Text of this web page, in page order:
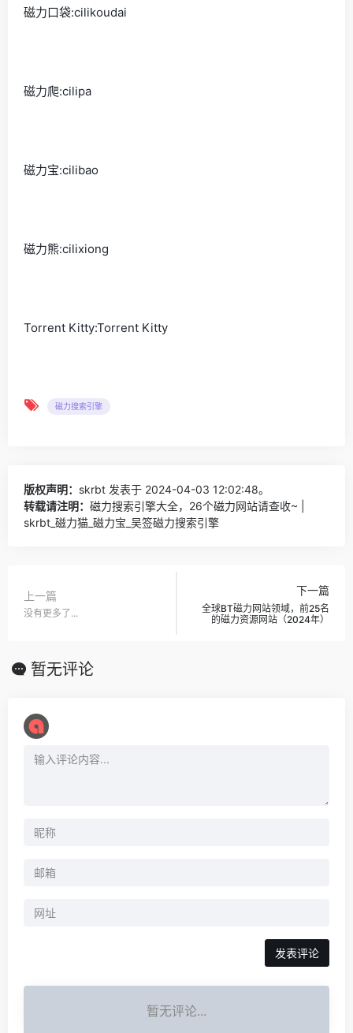
磁力口袋:cilikoudai
磁力爬:cilipa
磁力宝:cilibao
磁力熊:cilixiong
Torrent Kitty:Torrent Kitty
磁力搜索引擎
版权声明： skrbt 发表于 2024-04-03 12:02:48。
转载请注明： 磁力搜索引擎大全，26个磁力网站请查收~ |
skrbt_磁力猫_磁力宝_吴签磁力搜索引擎
上一篇
没有更多了...
下一篇
全球BT磁力网站领域，前25名
的磁力资源网站（2024年）
暂无评论
暂无评论...